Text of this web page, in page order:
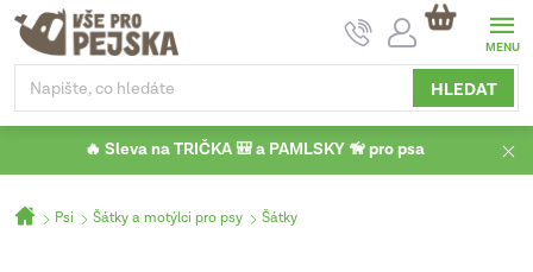
Přejít
obsah
HLEDAT
NÁKUPNÍ
KOŠÍK
🔥 Sleva na TRIČKA 🎒 a PAMLSKY 🦮 pro psa
Domů
Psi Šátky a motýlci pro psy Šátky